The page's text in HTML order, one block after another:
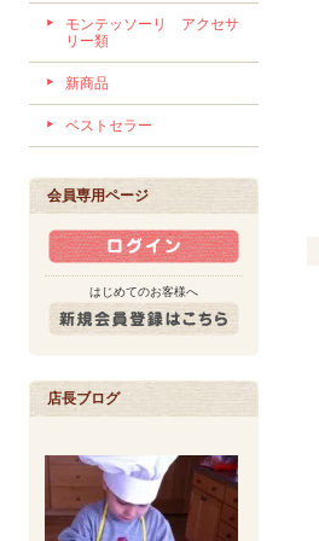
モンテッソーリ アクセサ
リー類
新商品
ベストセラー
会員専用ページ
はじめてのお客様へ
店長ブログ